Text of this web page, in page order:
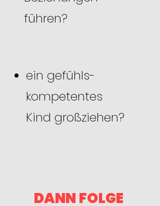
führen?
ein gefühls-
kompetentes
Kind großziehen?
DANN FOLGE